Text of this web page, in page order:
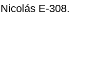
E-308.